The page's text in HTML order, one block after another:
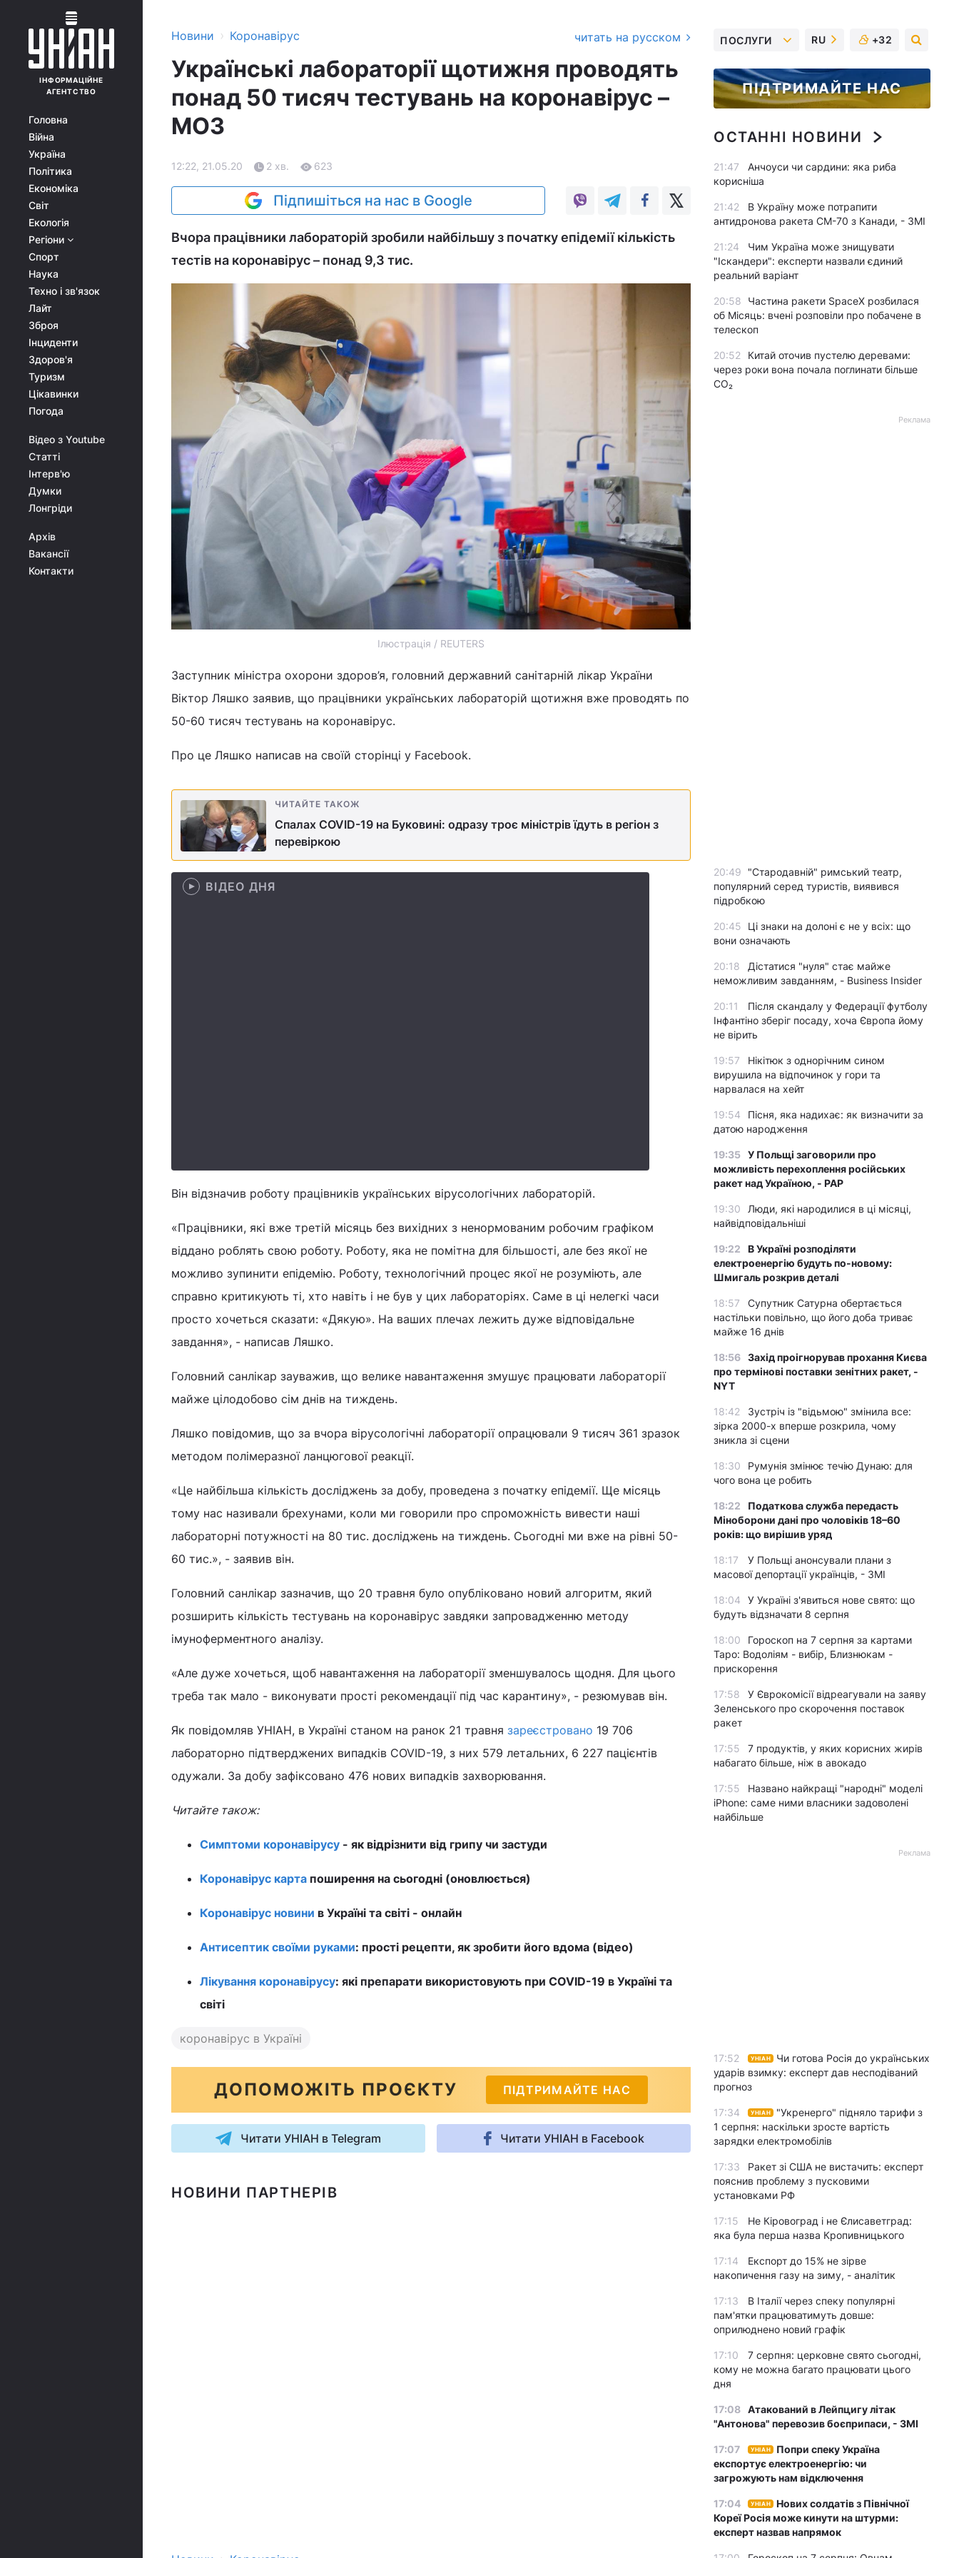
ІНФОРМАЦІЙНЕ
АГЕНТСТВО
Головна
Війна
Україна
Політика
Економіка
Світ
Екологія
Регіони
Спорт
Наука
Техно і зв'язок
Лайт
Зброя
Інциденти
Здоров'я
Туризм
Цікавинки
Погода
Відео з Youtube
Статті
Інтерв'ю
Думки
Лонгріди
Архів
Вакансії
Контакти
Новини › Коронавірус читать на русском
Українські лабораторії щотижня проводять
понад 50 тисяч тестувань на коронавірус –
МОЗ
12:22, 21.05.20 2 хв. 623
Підпишіться на нас в Google
Вчора працівники лабораторій зробили найбільшу з початку епідемії кількість
тестів на коронавірус – понад 9,3 тис.
Ілюстрація / REUTERS
Заступник міністра охорони здоров’я, головний державний санітарній лікар України
Віктор Ляшко заявив, що працівники українських лабораторій щотижня вже проводять по
50-60 тисяч тестувань на коронавірус.
Про це Ляшко написав на своїй сторінці у Facebook.
ЧИТАЙТЕ ТАКОЖ
Спалах COVID-19 на Буковині: одразу троє міністрів їдуть в регіон з
перевіркою
ВІДЕО ДНЯ
Він відзначив роботу працівників українських вірусологічних лабораторій.
«Працівники, які вже третій місяць без вихідних з ненормованим робочим графіком
віддано роблять свою роботу. Роботу, яка не помітна для більшості, але без якої не
можливо зупинити епідемію. Роботу, технологічний процес якої не розуміють, але
справно критикують ті, хто навіть і не був у цих лабораторіях. Саме в ці нелегкі часи
просто хочеться сказати: «Дякую». На ваших плечах лежить дуже відповідальне
завдання», - написав Ляшко.
Головний санлікар зауважив, що велике навантаження змушує працювати лабораторії
майже цілодобово сім днів на тиждень.
Ляшко повідомив, що за вчора вірусологічні лабораторії опрацювали 9 тисяч 361 зразок
методом полімеразної ланцюгової реакції.
«Це найбільша кількість досліджень за добу, проведена з початку епідемії. Ще місяць
тому нас називали брехунами, коли ми говорили про спроможність вивести наші
лабораторні потужності на 80 тис. досліджень на тиждень. Сьогодні ми вже на рівні 50-
60 тис.», - заявив він.
Головний санлікар зазначив, що 20 травня було опубліковано новий алгоритм, який
розширить кількість тестувань на коронавірус завдяки запровадженню методу
імуноферментного аналізу.
«Але дуже хочеться, щоб навантаження на лабораторії зменшувалось щодня. Для цього
треба так мало - виконувати прості рекомендації під час карантину», - резюмував він.
Як повідомляв УНІАН, в Україні станом на ранок 21 травня зареєстровано 19 706
лабораторно підтверджених випадків COVID-19, з них 579 летальних, 6 227 пацієнтів
одужали. За добу зафіксовано 476 нових випадків захворювання.
Читайте також:
Симптоми коронавірусу - як відрізнити від грипу чи застуди
Коронавірус карта поширення на сьогодні (оновлюється)
Коронавірус новини в Україні та світі - онлайн
Антисептик своїми руками: прості рецепти, як зробити його вдома (відео)
Лікування коронавірусу: які препарати використовують при COVID-19 в Україні та
світі
коронавірус в Україні
ДОПОМОЖІТЬ ПРОЄКТУ ПІДТРИМАЙТЕ НАС
Читати УНІАН в Telegram Читати УНІАН в Facebook
НОВИНИ ПАРТНЕРІВ
ПОСЛУГИ RU +32
ПІДТРИМАЙТЕ НАС
ОСТАННІ НОВИНИ
21:47
Анчоуси чи сардини: яка риба
корисніша
21:42
В Україну може потрапити
антидронова ракета CM-70 з Канади, - ЗМІ
21:24
Чим Україна може знищувати
"Іскандери": експерти назвали єдиний
реальний варіант
20:58
Частина ракети SpaceX розбилася
об Місяць: вчені розповіли про побачене в
телескоп
20:52
Китай оточив пустелю деревами:
через роки вона почала поглинати більше
CO₂
Реклама
20:49
"Стародавній" римський театр,
популярний серед туристів, виявився
підробкою
20:45
Ці знаки на долоні є не у всіх: що
вони означають
20:18
Дістатися "нуля" стає майже
неможливим завданням, - Business Insider
20:11
Після скандалу у Федерації футболу
Інфантіно зберіг посаду, хоча Європа йому
не вірить
19:57
Нікітюк з однорічним сином
вирушила на відпочинок у гори та
нарвалася на хейт
19:54
Пісня, яка надихає: як визначити за
датою народження
19:35 У Польщі заговорили про
можливість перехоплення російських
ракет над Україною, - PAP
19:30
Люди, які народилися в ці місяці,
найвідповідальніші
19:22
В Україні розподіляти
електроенергію будуть по-новому:
Шмигаль розкрив деталі
18:57
Супутник Сатурна обертається
настільки повільно, що його доба триває
майже 16 днів
18:56 Захід проігнорував прохання Києва
про термінові поставки зенітних ракет, -
NYT
18:42
Зустріч із "відьмою" змінила все:
зірка 2000-х вперше розкрила, чому
зникла зі сцени
18:30
Румунія змінює течію Дунаю: для
чого вона це робить
18:22
Податкова служба передасть
Міноборони дані про чоловіків 18–60
років: що вирішив уряд
18:17
У Польщі анонсували плани з
масової депортації українців, - ЗМІ
18:04
У Україні з'явиться нове свято: що
будуть відзначати 8 серпня
18:00
Гороскоп на 7 серпня за картами
Таро: Водоліям - вибір, Близнюкам -
прискорення
17:58
У Єврокомісії відреагували на заяву
Зеленського про скорочення поставок
ракет
17:55
7 продуктів, у яких корисних жирів
набагато більше, ніж в авокадо
17:55
Названо найкращі "народні" моделі
iPhone: саме ними власники задоволені
найбільше
Реклама
17:52 УНІАН
Чи готова Росія до українських
ударів взимку: експерт дав несподіваний
прогноз
17:34 УНІАН
"Укренерго" підняло тарифи з
1 серпня: наскільки зросте вартість
зарядки електромобілів
17:33
Ракет зі США не вистачить: експерт
пояснив проблему з пусковими
установками РФ
17:15
Не Кіровоград і не Єлисаветград:
яка була перша назва Кропивницького
17:14
Експорт до 15% не зірве
накопичення газу на зиму, - аналітик
17:13
В Італії через спеку популярні
пам'ятки працюватимуть довше:
оприлюднено новий графік
17:10
7 серпня: церковне свято сьогодні,
кому не можна багато працювати цього
дня
17:08 Атакований в Лейпцигу літак
"Антонова" перевозив боєприпаси, - ЗМІ
17:07 УНІАН
Попри спеку Україна
експортує електроенергію: чи
загрожують нам відключення
17:04 УНІАН
Нових солдатів з Північної
Кореї Росія може кинути на штурми:
експерт назвав напрямок